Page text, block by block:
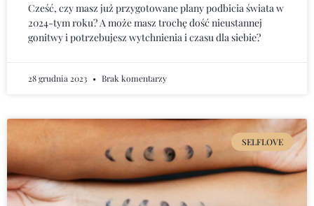
Cześć, czy masz już przygotowane plany podbicia świata w
2024-tym roku? A może masz trochę dość nieustannej
gonitwy i potrzebujesz wytchnienia i czasu dla siebie?
28 grudnia 2023 Brak komentarzy
SELFLOVE